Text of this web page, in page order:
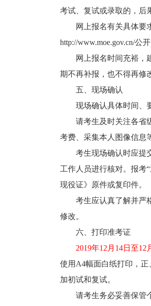
考试、复试或录取的，后
网上报名有关具体要求
http://www.moe.gov.cn/公
网上报名时间充裕，建
期不再补报，也不得再修
五、现场确认
现场确认具体时间、要
请考生及时关注各省级
考费、采集本人图像信息
考生现场确认时应提交
工作人员进行核对。报考
现役证》原件或复印件。
考生应认真了解并严格
修改。
六、打印准考证
2019年12月14日至12
使用A4幅面白纸打印，
加初试和复试。
请考生务必妥善保管个